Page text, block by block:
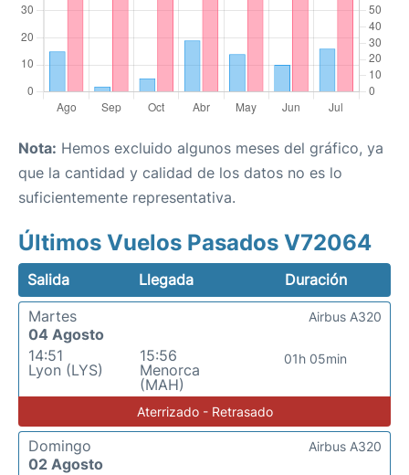
Nota: Hemos excluido algunos meses del gráfico, ya
que la cantidad y calidad de los datos no es lo
suficientemente representativa.
Últimos Vuelos Pasados V72064
Salida Llegada
Duración
Martes
04 Agosto
14:51
Lyon (LYS)
15:56
Menorca
(MAH)
01h 05min
Airbus A320
Aterrizado - Retrasado
Domingo
02 Agosto
Airbus A320